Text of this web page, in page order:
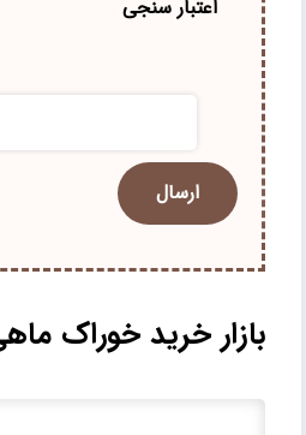
اعتبار سنجی
بازار خرید خوراک